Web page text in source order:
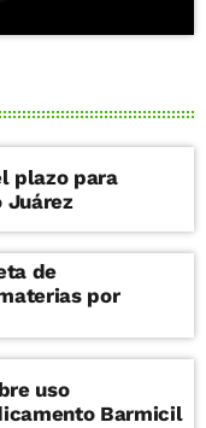
plazo para
Juárez
de
por
uso
Barmicil